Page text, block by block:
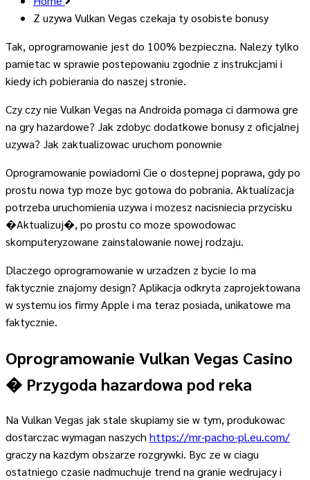
Z uzywa Vulkan Vegas czekaja ty osobiste bonusy
Tak, oprogramowanie jest do 100% bezpieczna. Nalezy tylko
pamietac w sprawie postepowaniu zgodnie z instrukcjami i
kiedy ich pobierania do naszej stronie.
Czy czy nie Vulkan Vegas na Androida pomaga ci darmowa gre
na gry hazardowe? Jak zdobyc dodatkowe bonusy z oficjalnej
uzywa? Jak zaktualizowac uruchom ponownie
Oprogramowanie powiadomi Cie o dostepnej poprawa, gdy po
prostu nowa typ moze byc gotowa do pobrania. Aktualizacja
potrzeba uruchomienia uzywa i mozesz nacisniecia przycisku
�Aktualizuj�, po prostu co moze spowodowac
skomputeryzowane zainstalowanie nowej rodzaju.
Dlaczego oprogramowanie w urzadzen z bycie Io ma
faktycznie znajomy design? Aplikacja odkryta zaprojektowana
w systemu ios firmy Apple i ma teraz posiada, unikatowe ma
faktycznie.
Oprogramowanie Vulkan Vegas Casino
� Przygoda hazardowa pod reka
Na Vulkan Vegas jak stale skupiamy sie w tym, produkowac
dostarczac wymagan naszych https://mr-pacho-pl.eu.com/
graczy na kazdym obszarze rozgrywki. Byc ze w ciagu
ostatniego czasie nadmuchuje trend na granie wedrujacy i